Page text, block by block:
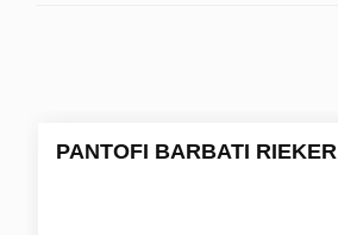
PANTOFI BARBATI RIEKER